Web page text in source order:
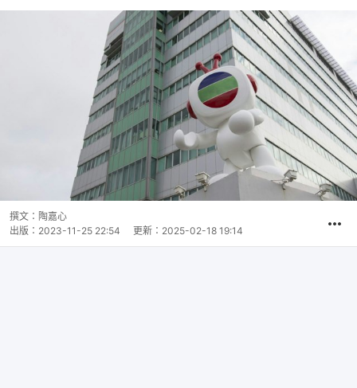
撰文： 陶嘉心
出版： 2023-11-25 22:54 更新： 2025-02-18 19:14